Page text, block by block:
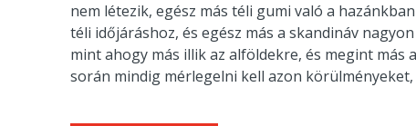
nem létezik, egész más téli gumi való a
téli időjáráshoz, és egész más a skandináv
mint ahogy más illik az alföldekre, és megint más
során mindig mérlegelni kell azon